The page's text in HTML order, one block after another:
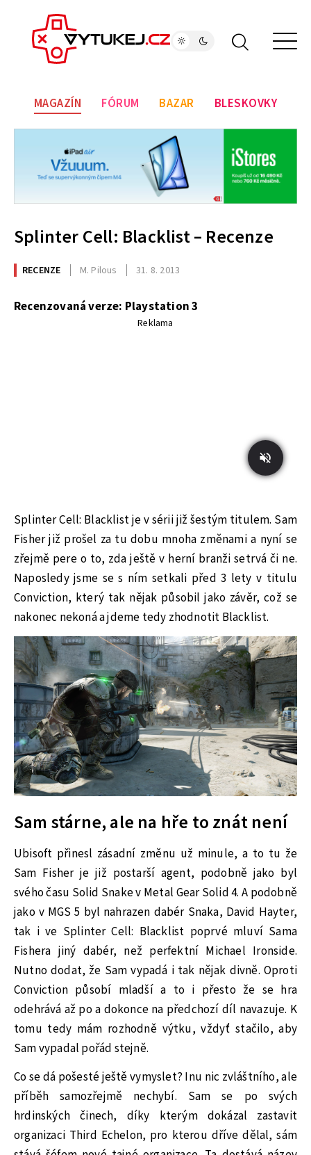
MAGAZÍN FÓRUM BAZAR BLESKOVKY
Splinter Cell: Blacklist – Recenze
RECENZE M. Pilous 31. 8. 2013
Recenzovaná verze: Playstation 3
Reklama
Splinter Cell: Blacklist je v sérii již šestým titulem. Sam
Fisher již prošel za tu dobu mnoha změnami a nyní se
zřejmě pere o to, zda ještě v herní branži setrvá či ne.
Naposledy jsme se s ním setkali před 3 lety v titulu
Conviction, který tak nějak působil jako závěr, což se
nakonec nekoná a jdeme tedy zhodnotit Blacklist.
Sam stárne, ale na hře to znát není
Ubisoft přinesl zásadní změnu už minule, a to tu že
Sam Fisher je již postarší agent, podobně jako byl
svého času Solid Snake v Metal Gear Solid 4. A podobně
jako v MGS 5 byl nahrazen dabér Snaka, David Hayter,
tak i ve Splinter Cell: Blacklist poprvé mluví Sama
Fishera jiný dabér, než perfektní Michael Ironside.
Nutno dodat, že Sam vypadá i tak nějak divně. Oproti
Conviction působí mladší a to i přesto že se hra
odehrává až po a dokonce na předchozí díl navazuje. K
tomu tedy mám rozhodně výtku, vždyť stačilo, aby
Sam vypadal pořád stejně.
Co se dá pošesté ještě vymyslet? Inu nic zvláštního, ale
příběh samozřejmě nechybí. Sam se po svých
hrdinských činech, díky kterým dokázal zastavit
organizaci Third Echelon, pro kterou dříve dělal, sám